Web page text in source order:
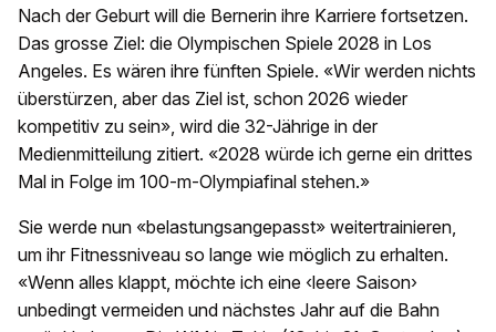
Nach der Geburt will die Bernerin ihre Karriere fortsetzen.
Das grosse Ziel: die Olympischen Spiele 2028 in Los
Angeles. Es wären ihre fünften Spiele. «Wir werden nichts
überstürzen, aber das Ziel ist, schon 2026 wieder
kompetitiv zu sein», wird die 32-Jährige in der
Medienmitteilung zitiert. «2028 würde ich gerne ein drittes
Mal in Folge im 100-m-Olympiafinal stehen.»
Sie werde nun «belastungsangepasst» weitertrainieren,
um ihr Fitnessniveau so lange wie möglich zu erhalten.
«Wenn alles klappt, möchte ich eine ‹leere Saison›
unbedingt vermeiden und nächstes Jahr auf die Bahn